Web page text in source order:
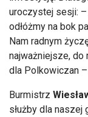
uroczystej sesji:
odłóżmy na bok
Nam radnym
najważniejsze,
dla Polkowiczan –
Burmistrz
służby dla